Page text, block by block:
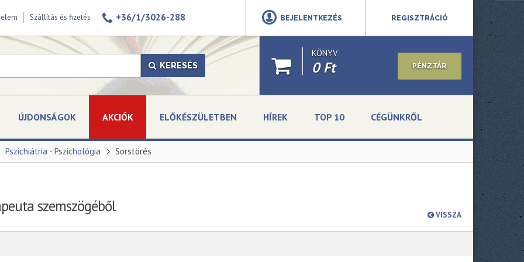
Szállítás és fizetés +36/1/3026-288 BEJELENTKEZÉS REGISZTRÁCIÓ
KÖNYV
0 Ft PÉNZTÁR
KERESÉS
ÚJDONSÁGOK AKCIÓK ELŐKÉSZÜLETBEN HÍREK TOP 10 CÉGÜNKRŐL
Pszichiátria - Pszichológia Sorstörés
szemszögéből VISSZA